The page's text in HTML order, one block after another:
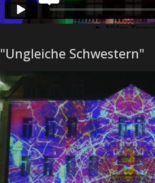
"Ungleiche Schwestern"